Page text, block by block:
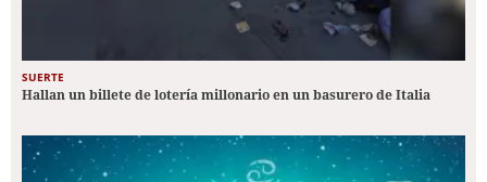
SUERTE
Hallan un billete de lotería millonario en un basurero de Italia